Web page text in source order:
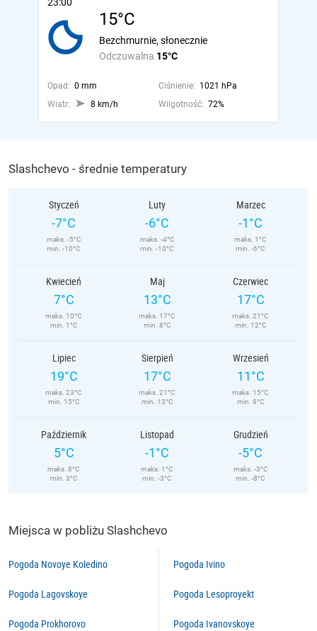
15°C
Odczuwalna 15°C
Bezchmurnie, słonecznie
Opad: 0 mm Ciśnienie: 1021 hPa
Wiatr:
8 km/h Wilgotność: 72%
Slashchevo - średnie temperatury
Styczeń
-7°C
maks. -5°C
min. -10°C
Luty
-6°C
maks. -4°C
min. -10°C
Marzec
-1°C
maks. 1°C
min. -6°C
Kwiecień
7°C
maks. 10°C
min. 1°C
Maj
13°C
maks. 17°C
min. 8°C
Czerwiec
17°C
maks. 21°C
min. 12°C
Lipiec
19°C
maks. 23°C
min. 15°C
Sierpień
17°C
maks. 21°C
min. 13°C
Wrzesień
11°C
maks. 15°C
min. 8°C
Październik
5°C
maks. 8°C
min. 3°C
Listopad
-1°C
maks. 1°C
min. -3°C
Grudzień
-5°C
maks. -3°C
min. -8°C
Miejsca w pobliżu Slashchevo
Pogoda Novoye Koledino
Pogoda Lagovskoye
Pogoda Prokhorovo
Pogoda Ivino
Pogoda Lesoproyekt
Pogoda Ivanovskoye